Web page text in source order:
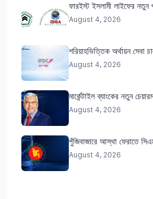
ফারইস্ট ইসলামী লাইফের নতুন
August 4, 2026
শরিয়াহভিত্তিক অর্থায়ন সেবা
August 4, 2026
মার্কেন্টাইল ব্যাংকের নতুন
August 4, 2026
পুঁজিবাজারে আস্থা ফেরাতে
August 4, 2026